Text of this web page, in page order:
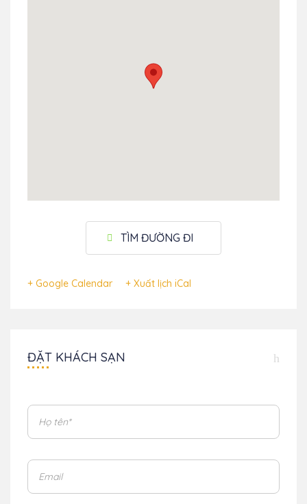
TÌM ĐƯỜNG ĐI
+ Google Calendar + Xuất lịch iCal
ĐẶT KHÁCH SẠN